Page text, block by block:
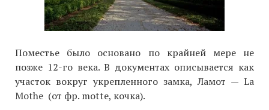
Поместье было основано по крайней мере не
позже 12-го века. В документах описывается как
участок вокруг укрепленного замка, Ламот — La
Mothe (от фр. motte, кочка).